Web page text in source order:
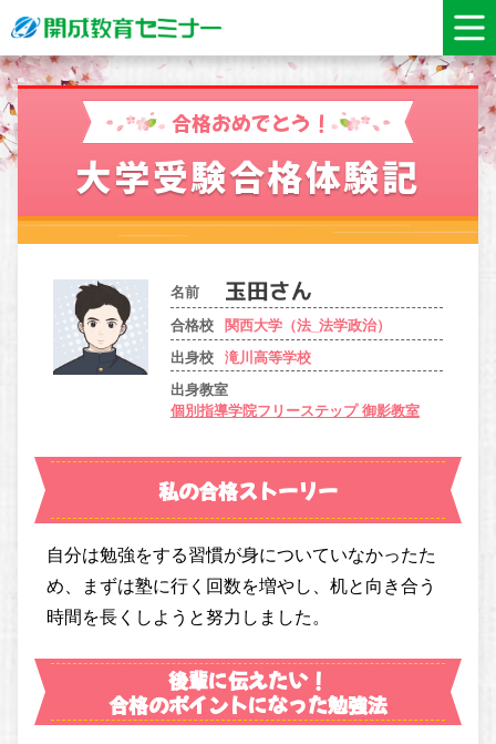
合格おめでとう！
大学受験合格体験記
名前
合格校
関西大学（法_法学政治）
出身校
滝川高等学校
出身教室
個別指導学院フリーステップ 御影教室
私の合格ストーリー
自分は勉強をする習慣が身についていなかったた
め、まずは塾に行く回数を増やし、机と向き合う
時間を長くしようと努力しました。
後輩に伝えたい！
合格のポイントになった勉強法